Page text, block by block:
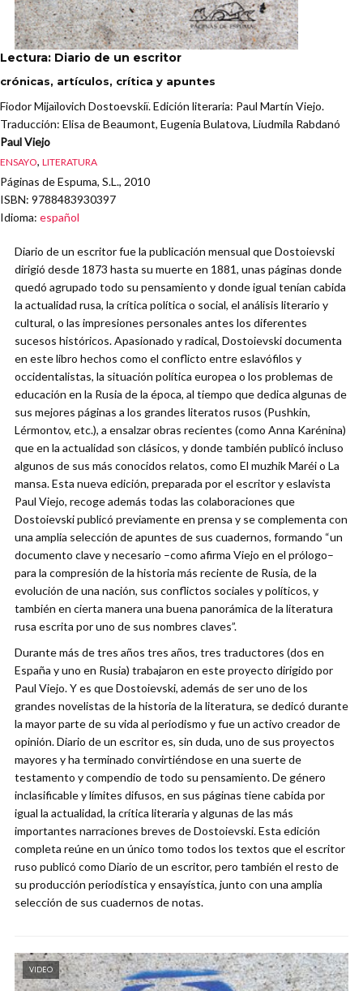
Lectura: Diario de un escritor
crónicas, artículos, crítica y apuntes
Fiodor Mijaïlovich Dostoevskiï. Edición literaria: Paul Martín Viejo.
Traducción: Elisa de Beaumont, Eugenia Bulatova, Liudmila Rabdanó
Paul Viejo
ENSAYO, LITERATURA
Páginas de Espuma, S.L., 2010
ISBN: 9788483930397
Idioma: español
Diario de un escritor fue la publicación mensual que Dostoievski
dirigió desde 1873 hasta su muerte en 1881, unas páginas donde
quedó agrupado todo su pensamiento y donde igual tenían cabida
la actualidad rusa, la crítica política o social, el análisis literario y
cultural, o las impresiones personales antes los diferentes
sucesos históricos. Apasionado y radical, Dostoievski documenta
en este libro hechos como el conflicto entre eslavófilos y
occidentalistas, la situación política europea o los problemas de
educación en la Rusia de la época, al tiempo que dedica algunas de
sus mejores páginas a los grandes literatos rusos (Pushkin,
Lérmontov, etc.), a ensalzar obras recientes (como Anna Karénina)
que en la actualidad son clásicos, y donde también publicó incluso
algunos de sus más conocidos relatos, como El muzhik Maréi o La
mansa. Esta nueva edición, preparada por el escritor y eslavista
Paul Viejo, recoge además todas las colaboraciones que
Dostoievski publicó previamente en prensa y se complementa con
una amplia selección de apuntes de sus cuadernos, formando “un
documento clave y necesario –como afirma Viejo en el prólogo–
para la compresión de la historia más reciente de Rusia, de la
evolución de una nación, sus conflictos sociales y políticos, y
también en cierta manera una buena panorámica de la literatura
rusa escrita por uno de sus nombres claves”.
Durante más de tres años tres años, tres traductores (dos en
España y uno en Rusia) trabajaron en este proyecto dirigido por
Paul Viejo. Y es que Dostoievski, además de ser uno de los
grandes novelistas de la historia de la literatura, se dedicó durante
la mayor parte de su vida al periodismo y fue un activo creador de
opinión. Diario de un escritor es, sin duda, uno de sus proyectos
mayores y ha terminado convirtiéndose en una suerte de
testamento y compendio de todo su pensamiento. De género
inclasificable y límites difusos, en sus páginas tiene cabida por
igual la actualidad, la crítica literaria y algunas de las más
importantes narraciones breves de Dostoievski. Esta edición
completa reúne en un único tomo todos los textos que el escritor
ruso publicó como Diario de un escritor, pero también el resto de
su producción periodística y ensayística, junto con una amplia
selección de sus cuadernos de notas.
VIDEO